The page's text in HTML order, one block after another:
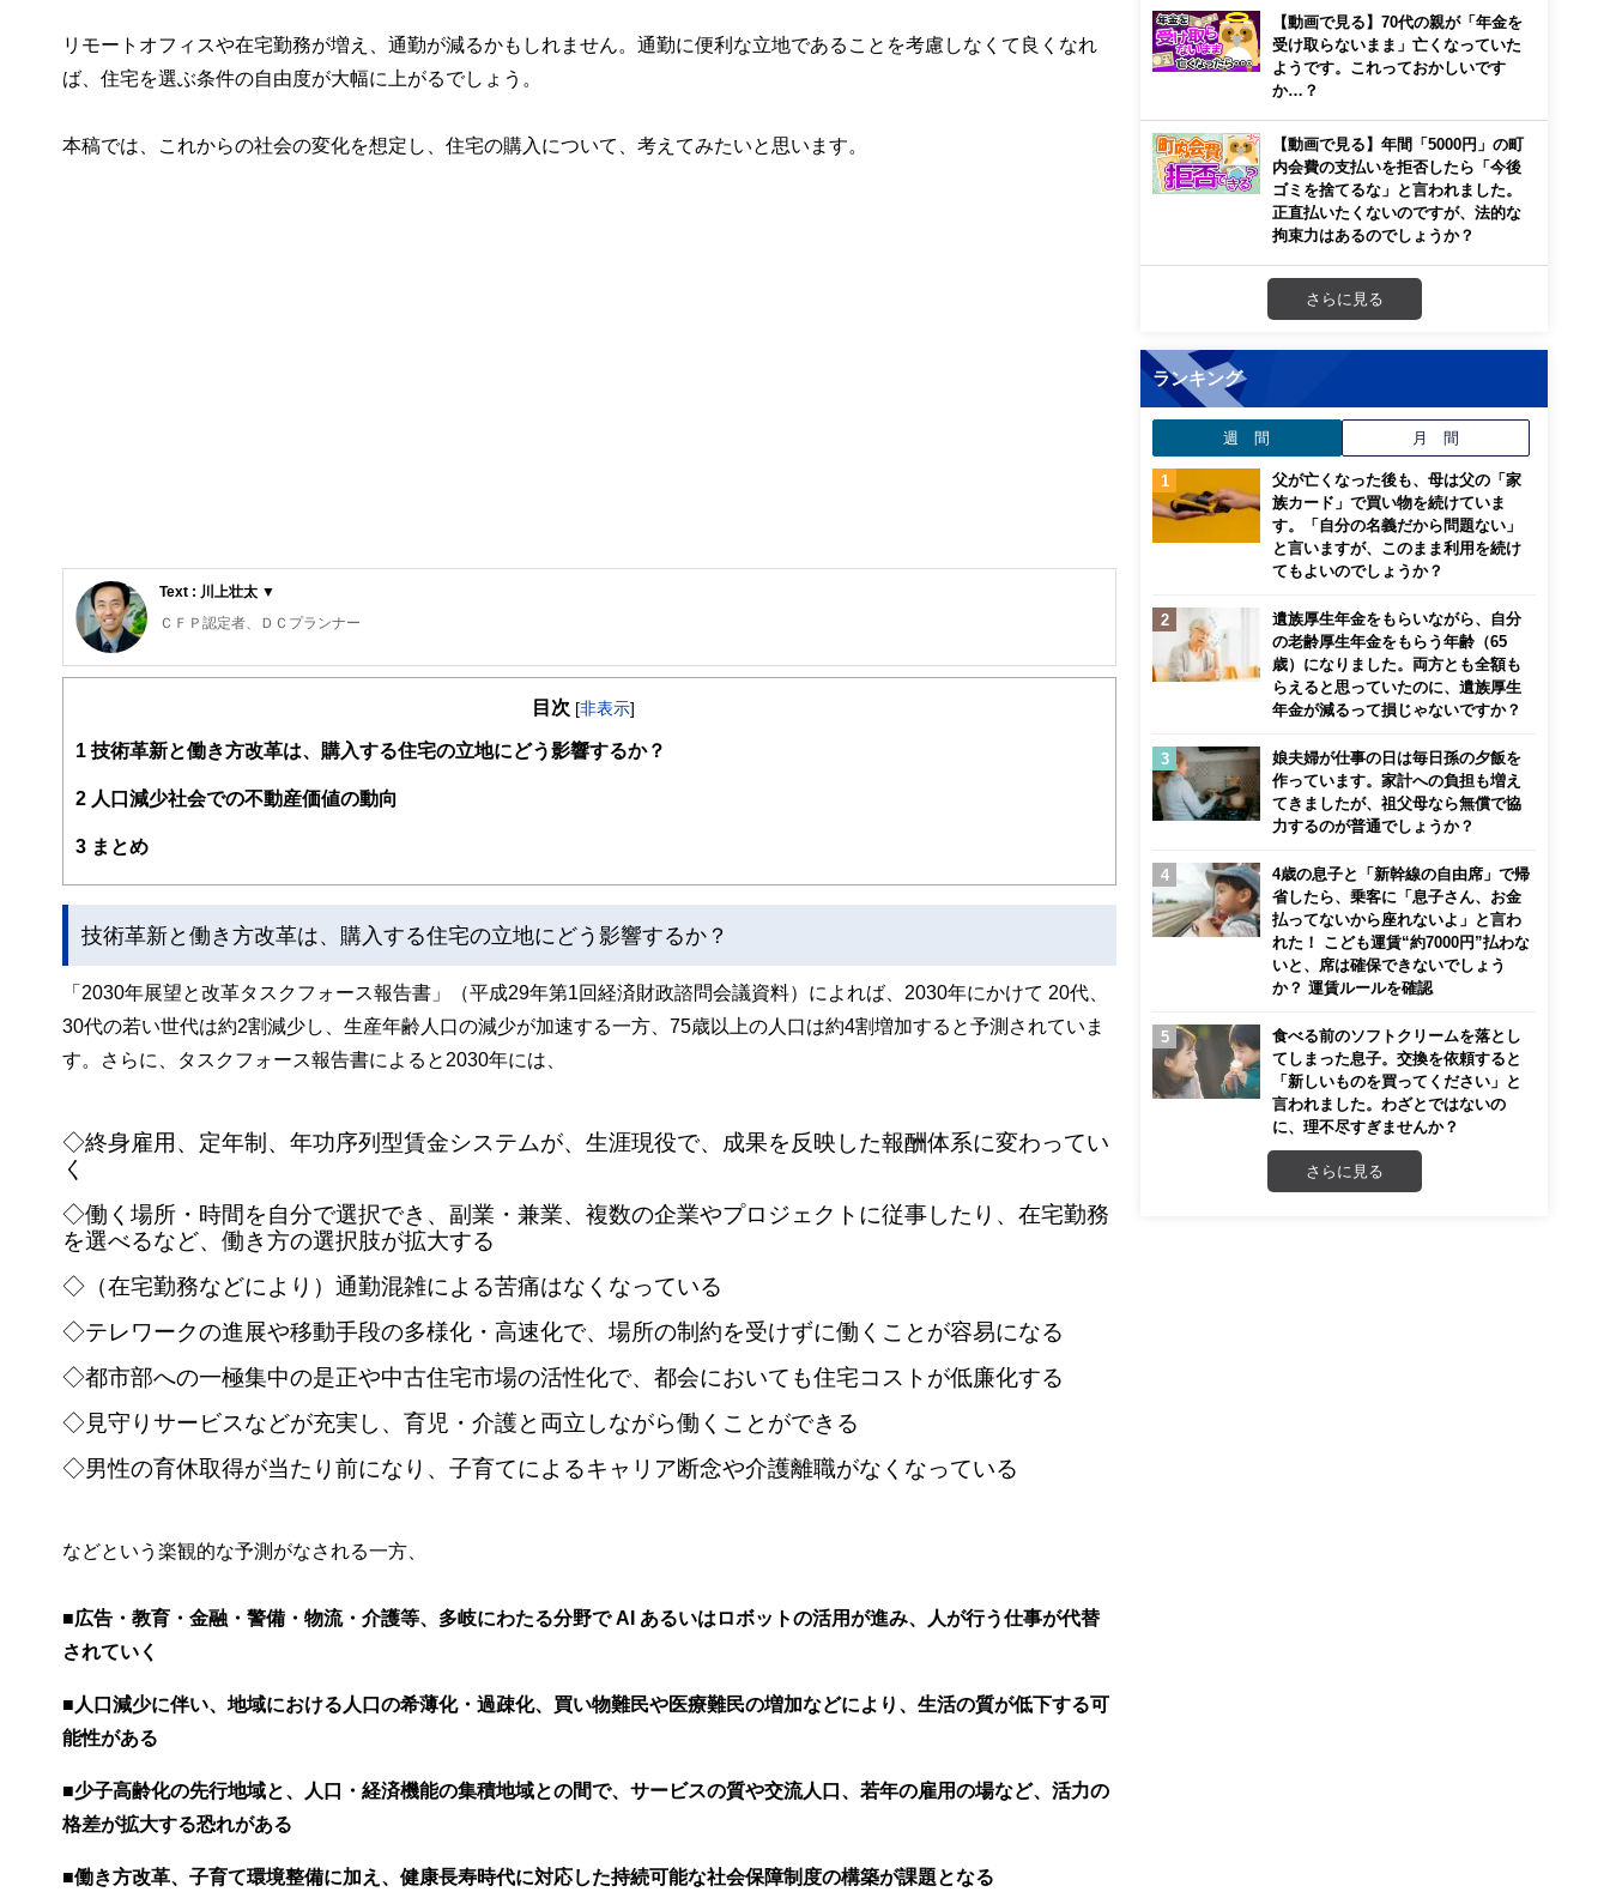
リモートオフィスや在宅勤務が増え、通勤が減るかもしれません。通勤に便利な立地であることを考慮しなくて良くなれ
ば、住宅を選ぶ条件の自由度が大幅に上がるでしょう。
本稿では、これからの社会の変化を想定し、住宅の購入について、考えてみたいと思います。
Text : 川上壮太 ▼
ＣＦＰ認定者、ＤＣプランナー
京都大学工学部修士卒。精密機械メーカー勤務の後、FP事務所サニーサイド・ファイナンシャルプラニングを開設。日本FP協会電話相談員等を経
を中心に、主に子育て世代のライフプラン作りの相談に応じている。
目次 [非表示]
1 技術革新と働き方改革は、購入する住宅の立地にどう影響するか？
2 人口減少社会での不動産価値の動向
3 まとめ
技術革新と働き方改革は、購入する住宅の立地にどう影響するか？
「2030年展望と改革タスクフォース報告書」（平成29年第1回経済財政諮問会議資料）によれば、2030年にかけて 20代、
30代の若い世代は約2割減少し、生産年齢人口の減少が加速する一方、75歳以上の人口は約4割増加すると予測されていま
す。さらに、タスクフォース報告書によると2030年には、
◇終身雇用、定年制、年功序列型賃金システムが、生涯現役で、成果を反映した報酬体系に変わってい
く
◇働く場所・時間を自分で選択でき、副業・兼業、複数の企業やプロジェクトに従事したり、在宅勤務
を選べるなど、働き方の選択肢が拡大する
◇（在宅勤務などにより）通勤混雑による苦痛はなくなっている
◇テレワークの進展や移動手段の多様化・高速化で、場所の制約を受けずに働くことが容易になる
◇都市部への一極集中の是正や中古住宅市場の活性化で、都会においても住宅コストが低廉化する
◇見守りサービスなどが充実し、育児・介護と両立しながら働くことができる
◇男性の育休取得が当たり前になり、子育てによるキャリア断念や介護離職がなくなっている
などという楽観的な予測がなされる一方、
■広告・教育・金融・警備・物流・介護等、多岐にわたる分野で AI あるいはロボットの活用が進み、人が行う仕事が代替
されていく
■人口減少に伴い、地域における人口の希薄化・過疎化、買い物難民や医療難民の増加などにより、生活の質が低下する可
能性がある
■少子高齢化の先行地域と、人口・経済機能の集積地域との間で、サービスの質や交流人口、若年の雇用の場など、活力の
格差が拡大する恐れがある
■働き方改革、子育て環境整備に加え、健康長寿時代に対応した持続可能な社会保障制度の構築が課題となる
【動画で見る】70代の親が「年金を
受け取らないまま」亡くなっていた
ようです。これっておかしいです
か…？
【動画で見る】年間「5000円」の町
内会費の支払いを拒否したら「今後
ゴミを捨てるな」と言われました。
正直払いたくないのですが、法的な
拘束力はあるのでしょうか？
さらに見る
ランキング
週 間 月 間
父が亡くなった後も、母は父の「家
族カード」で買い物を続けていま
す。「自分の名義だから問題ない」
と言いますが、このまま利用を続け
てもよいのでしょうか？
遺族厚生年金をもらいながら、自分
の老齢厚生年金をもらう年齢（65
歳）になりました。両方とも全額も
らえると思っていたのに、遺族厚生
年金が減るって損じゃないですか？
娘夫婦が仕事の日は毎日孫の夕飯を
作っています。家計への負担も増え
てきましたが、祖父母なら無償で協
力するのが普通でしょうか？
4歳の息子と「新幹線の自由席」で帰
省したら、乗客に「息子さん、お金
払ってないから座れないよ」と言わ
れた！ こども運賃“約7000円”払わな
いと、席は確保できないでしょう
か？ 運賃ルールを確認
食べる前のソフトクリームを落とし
てしまった息子。交換を依頼すると
「新しいものを買ってください」と
言われました。わざとではないの
に、理不尽すぎませんか？
さらに見る